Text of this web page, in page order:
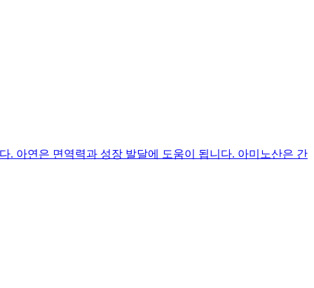
. 아연은 면역력과 성장 발달에 도움이 됩니다. 아미노산은 간